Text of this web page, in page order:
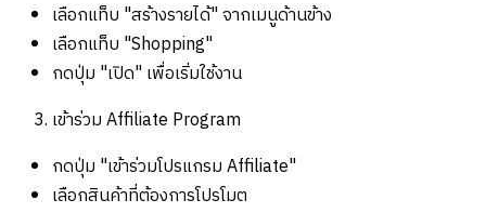
เลือกแท็บ "สร้างรายได้" จากเมนูด้านข้าง
เลือกแท็บ "Shopping"
กดปุ่ม "เปิด" เพื่อเริ่มใช้งาน
เข้าร่วม Affiliate Program
กดปุ่ม "เข้าร่วมโปรแกรม Affiliate"
เลือกสินค้าที่ต้องการโปรโมต